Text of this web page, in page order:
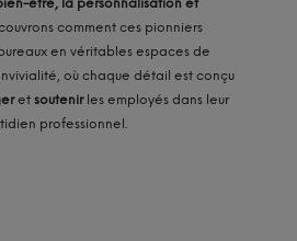
comment ces pionniers
en véritables espaces de
où chaque détail est conçu
et soutenirles employés dans leur
professionnel.